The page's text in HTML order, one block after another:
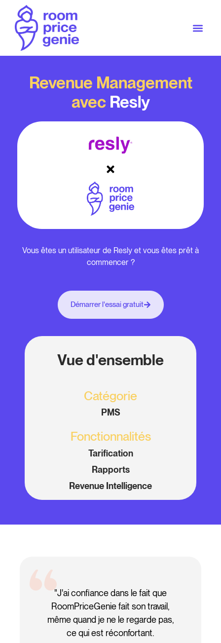
Revenue Management
avec Resly
Vous êtes un utilisateur de Resly et vous êtes prêt à
commencer ?
Démarrer l'essai gratuit
Vue d'ensemble
Catégorie
PMS
Fonctionnalités
Tarification
Rapports
Revenue Intelligence
"J'ai confiance dans le fait que
RoomPriceGenie fait son travail,
même quand je ne le regarde pas,
ce qui est réconfortant.